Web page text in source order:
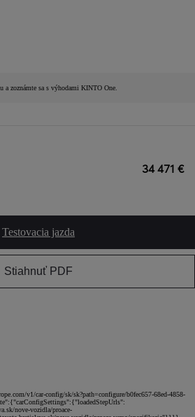
a zoznámte sa s výhodami KINTO One.
34 471 €
Testovacia jazda
Stiahnuť PDF
v1/car-config/sk/sk?path=configure/b0fec657-68ed-4858-
nove-vozidla/proace-